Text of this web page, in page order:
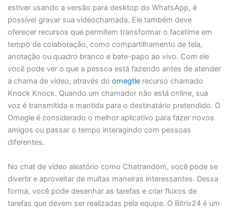
estiver usando a versão para desktop do WhatsApp, é
possível gravar sua videochamada. Ele também deve
oferecer recursos que permitem transformar o facetime em
tempo de colaboração, como compartilhamento de tela,
anotação ou quadro branco e bate-papo ao vivo. Com ele
você pode ver o que a pessoa está fazendo antes de atender
a chama de vídeo, através do omegtlerecurso chamado
Knock Knock. Quando um chamador não está online, sua
voz é transmitida e mantida para o destinatário pretendido. O
Omegle é considerado o melhor aplicativo para fazer novos
amigos ou passar o tempo interagindo com pessoas
diferentes.
No chat de vídeo aleatório como Chatrandom, você pode se
divertir e aproveitar de muitas maneiras interessantes. Dessa
forma, você pode desenhar as tarefas e criar fluxos de
tarefas que devem ser realizadas pela equipe. O Bitrix24 é um